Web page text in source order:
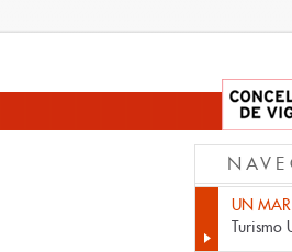
UN
Turismo